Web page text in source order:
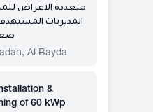
متعددة الاغراض
المديريات
, Al Bayda
&
of 60 kWp